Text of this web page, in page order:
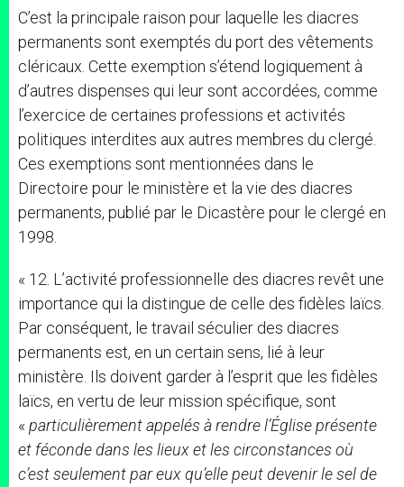
C’est la principale raison pour laquelle les diacres
permanents sont exemptés du port des vêtements
cléricaux. Cette exemption s’étend logiquement à
d’autres dispenses qui leur sont accordées, comme
l’exercice de certaines professions et activités
politiques interdites aux autres membres du clergé.
Ces exemptions sont mentionnées dans le
Directoire pour le ministère et la vie des diacres
permanents, publié par le Dicastère pour le clergé en
1998.
« 12. L’activité professionnelle des diacres revêt une
importance qui la distingue de celle des fidèles laïcs.
Par conséquent, le travail séculier des diacres
permanents est, en un certain sens, lié à leur
ministère. Ils doivent garder à l’esprit que les fidèles
laïcs, en vertu de leur mission spécifique, sont
« particulièrement appelés à rendre l’Église présente
et féconde dans les lieux et les circonstances où
c’est seulement par eux qu’elle peut devenir le sel de